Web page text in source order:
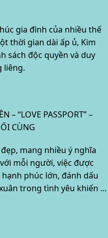
gia đình của nhiều thế
thời gian dài ấp ủ, Kim
sách độc quyền và duy
liêng.
– “LOVE PASSPORT” –
CÙNG
mang nhiều ý nghĩa
mỗi người, việc được
phúc lớn, đánh dấu
trong tình yêu khiến ...